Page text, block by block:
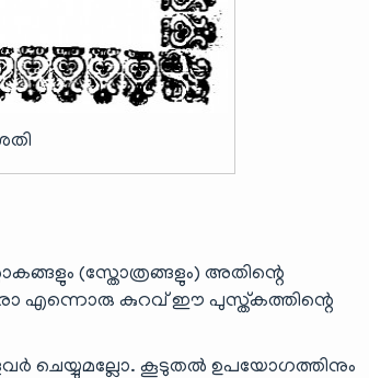
(സ്തോത്രങ്ങളും) അതിന്റെ
എന്നൊരു കുറവ് ഈ പുസ്ത്കത്തിന്റെ
ചെയ്യുമല്ലോ. കൂടുതൽ ഉപയോഗത്തിനും